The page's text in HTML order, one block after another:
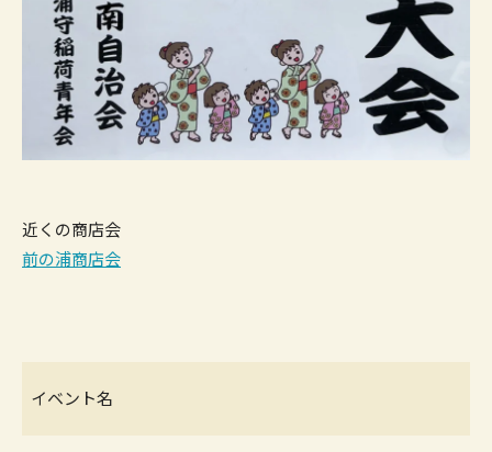
近くの商店会
前の浦商店会
イベント名